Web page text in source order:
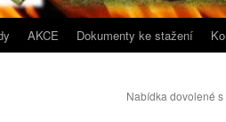
AKCE Dokumenty ke stažení
Nabídka dovolené